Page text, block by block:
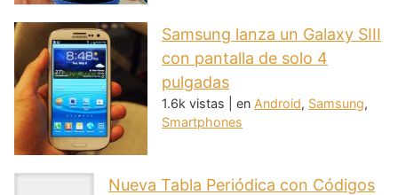
Samsung lanza un Galaxy SIII
con pantalla de solo 4
pulgadas
1.6k vistas en Android, Samsung,
Smartphones
Nueva Tabla Periódica con Códigos